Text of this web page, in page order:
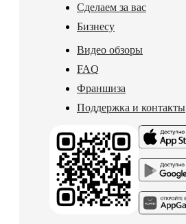
Сделаем за вас
Бизнесу
Видео обзоры
FAQ
Франшиза
Поддержка и контакты